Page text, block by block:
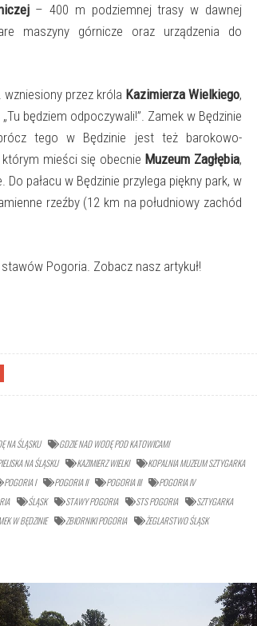
– 400 m podziemnej trasy w dawnej
maszyny górnicze oraz urządzenia do
przez króla Kazimierza Wielkiego,
będziem odpoczywali!”. Zamek w Będzinie
tego w Będzinie jest też barokowo-
mieści się obecnie Muzeum Zagłębia,
pałacu w Będzinie przylega piękny park, w
rzeźby (12 km na południowy zachód
Pogoria. Zobacz nasz artykuł!
NA ŚLĄSKU
GDZIE NAD WODĘ POD KATOWICAMI
NA ŚLĄSKU KAZIMIERZ WIELKI
KOPALNIA MUZEUM SZTYGARKA
POGORIA I POGORIA II POGORIA III
POGORIA IV
ŚLĄSK STAWY POGORIA STS POGORIA
SZTYGARKA
W BĘDZINIE ZBIORNIKI POGORIA
ŻEGLARSTWO ŚLĄSK